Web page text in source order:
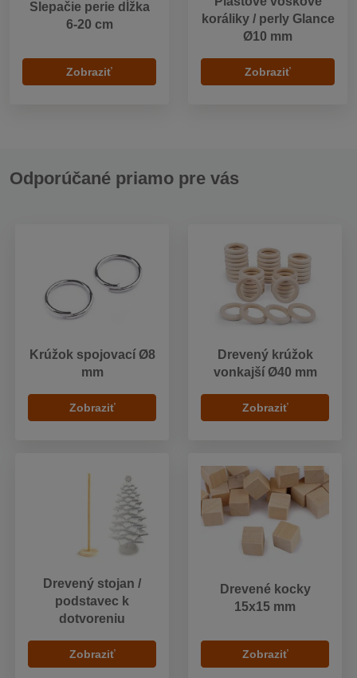
Slepačie perie dĺžka
6-20 cm
Zobraziť
koráliky / perly Glance
Ø10 mm
Zobraziť
Odporúčané priamo pre vás
Krúžok spojovací Ø8
mm
Zobraziť
Drevený krúžok
vonkajší Ø40 mm
Zobraziť
Drevený stojan /
podstavec k
dotvoreniu
Zobraziť
Drevené kocky
15x15 mm
Zobraziť